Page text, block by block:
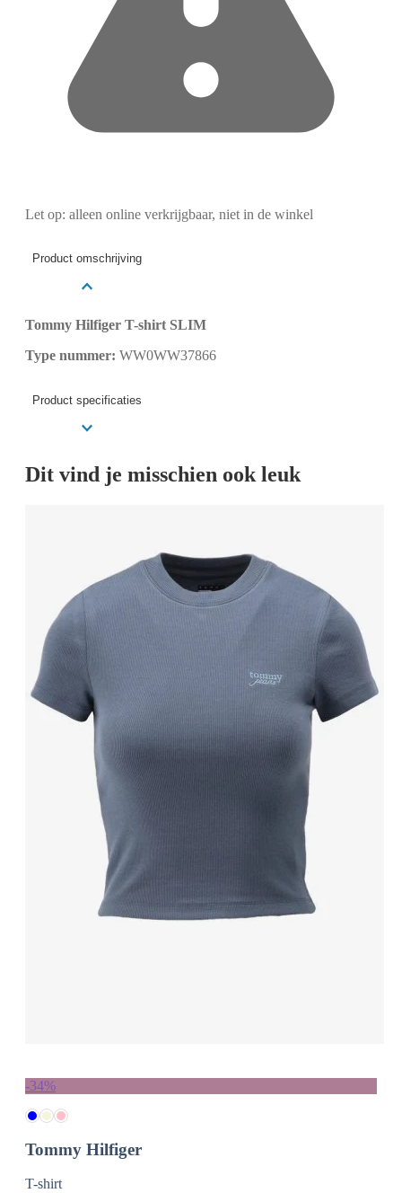
Let op: alleen online verkrijgbaar, niet in de winkel
Product omschrijving
Tommy Hilfiger T-shirt SLIM
Type nummer: WW0WW37866
Product specificaties
Dit vind je misschien ook leuk
-34%
Tommy Hilfiger
T-shirt